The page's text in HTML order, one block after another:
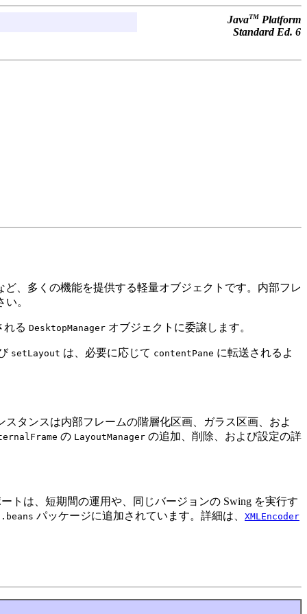
JavaTM Platform
Standard Ed. 6
、多くの機能を提供する軽量オブジェクトです。内部フレ
。
れる DesktopManager オブジェクトに委譲します。
setLayout は、必要に応じて contentPane に転送されるよ
タンスは内部フレームの階層化区画、ガラス区画、およ
の LayoutManager の追加、削除、および設定の詳
トは、短期間の運用や、同じバージョンの Swing を実行す
パッケージに追加されています。詳細は、 XMLEncoder